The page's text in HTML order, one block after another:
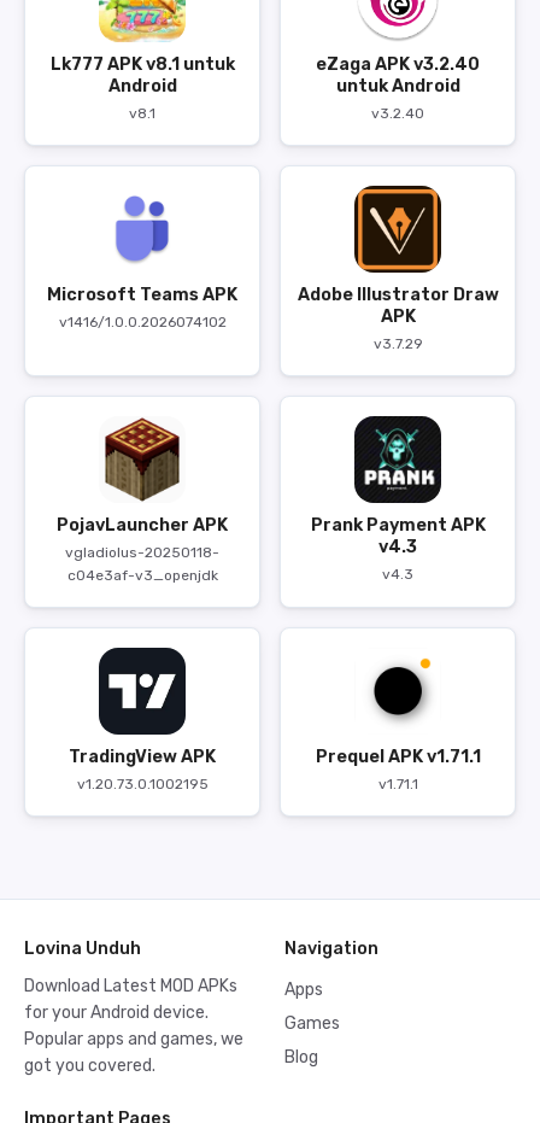
Lk777 APK v8.1 untuk
Android
v8.1
eZaga APK v3.2.40
untuk Android
v3.2.40
Microsoft Teams APK
v1416/1.0.0.2026074102
Adobe Illustrator Draw
APK
v3.7.29
PojavLauncher APK
vgladiolus-20250118-
c04e3af-v3_openjdk
Prank Payment APK
v4.3
v4.3
TradingView APK
v1.20.73.0.1002195
Prequel APK v1.71.1
v1.71.1
Lovina Unduh
Download Latest MOD APKs
for your Android device.
Popular apps and games, we
got you covered.
Navigation
Apps
Games
Blog